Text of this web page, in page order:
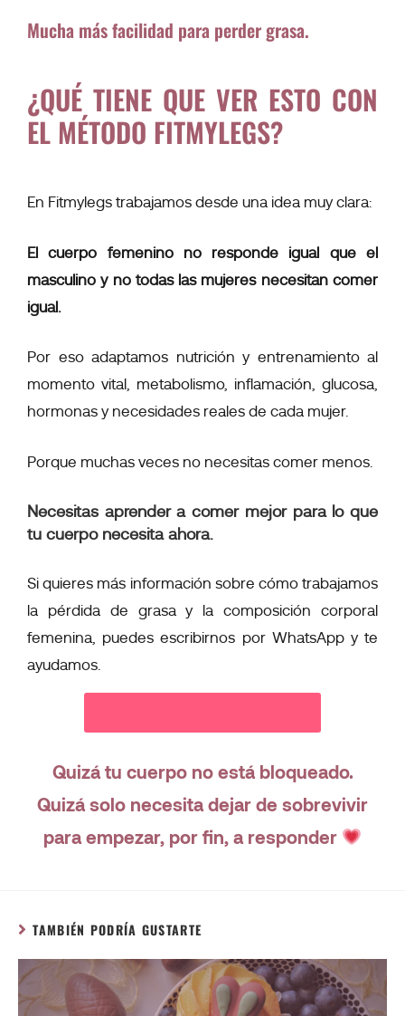
Mucha más facilidad para perder grasa.
¿QUÉ TIENE QUE VER ESTO CON
EL MÉTODO FITMYLEGS?
En Fitmylegs trabajamos desde una idea muy clara:
El cuerpo femenino no responde igual que el
masculino y no todas las mujeres necesitan comer
igual.
Por eso adaptamos nutrición y entrenamiento al
momento vital, metabolismo, inflamación, glucosa,
hormonas y necesidades reales de cada mujer.
Porque muchas veces no necesitas comer menos.
Necesitas aprender a comer mejor para lo que
tu cuerpo necesita ahora.
Si quieres más información sobre cómo trabajamos
la pérdida de grasa y la composición corporal
femenina, puedes escribirnos por WhatsApp y te
ayudamos.
Quizá tu cuerpo no está bloqueado.
Quizá solo necesita dejar de sobrevivir
para empezar, por fin, a responder
TAMBIÉN PODRÍA GUSTARTE